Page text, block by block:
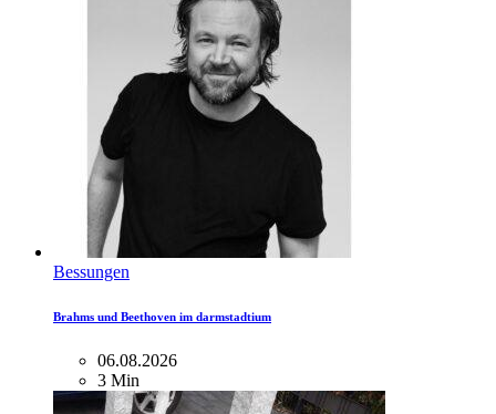
Bessungen
Brahms und Beethoven im darmstadtium
06.08.2026
3 Min